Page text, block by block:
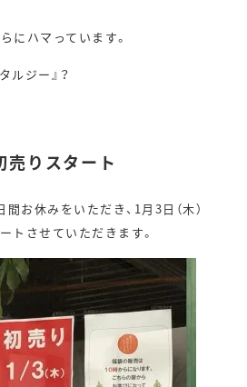
にハマっています。
ルジー』？
売りスタート
お休みをいただき、1月3日（木）
トさせていただきます。